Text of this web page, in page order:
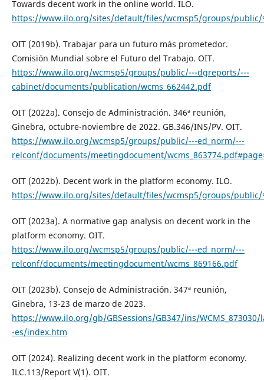
Towards decent work in the online world. ILO.
https://www.ilo.org/sites/default/files/wcmsp5/groups/public/
OIT (2019b). Trabajar para un futuro más prometedor.
Comisión Mundial sobre el Futuro del Trabajo. OIT.
https://www.ilo.org/wcmsp5/groups/public/---dgreports/---
cabinet/documents/publication/wcms_662442.pdf
OIT (2022a). Consejo de Administración. 346ª reunión,
Ginebra, octubre-noviembre de 2022. GB.346/INS/PV. OIT.
https://www.ilo.org/wcmsp5/groups/public/---ed_norm/---
relconf/documents/meetingdocument/
OIT (2022b). Decent work in the platform economy. ILO.
https://www.ilo.org/sites/default/files/wcmsp5/groups/public/
OIT (2023a). A normative gap analysis on decent work in the
platform economy. OIT.
https://www.ilo.org/wcmsp5/groups/public/---ed_norm/---
relconf/documents/meetingdocument/wcms_869166.pdf
OIT (2023b). Consejo de Administración. 347ª reunión,
Ginebra, 13-23 de marzo de 2023.
https://www.ilo.org/gb/GBSessions/GB347/ins/WCMS_873030/
-es/index.htm
OIT (2024). Realizing decent work in the platform economy.
ILC.113/Report V(1). OIT.